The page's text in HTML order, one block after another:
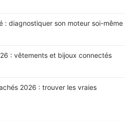
: diagnostiquer son moteur soi-même
: vêtements et bijoux connectés
2026 : trouver les vraies